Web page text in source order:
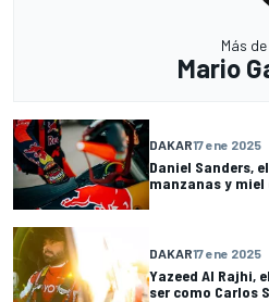
Más de
Mario
DAKAR17 ene 2025
Daniel Sanders,
manzanas y miel
DAKAR17 ene 2025
Yazeed Al Rajhi,
ser como Carlos